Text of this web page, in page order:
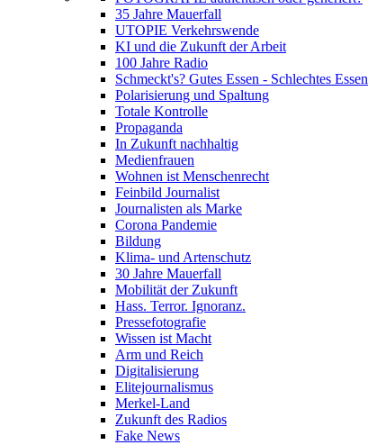
35 Jahre Mauerfall
UTOPIE Verkehrswende
KI und die Zukunft der Arbeit
100 Jahre Radio
Schmeckt's? Gutes Essen - Schlechtes Essen
Polarisierung und Spaltung
Totale Kontrolle
Propaganda
In Zukunft nachhaltig
Medienfrauen
Wohnen ist Menschenrecht
Feinbild Journalist
Journalisten als Marke
Corona Pandemie
Bildung
Klima- und Artenschutz
30 Jahre Mauerfall
Mobilität der Zukunft
Hass. Terror. Ignoranz.
Pressefotografie
Wissen ist Macht
Arm und Reich
Digitalisierung
Elitejournalismus
Merkel-Land
Zukunft des Radios
Fake News